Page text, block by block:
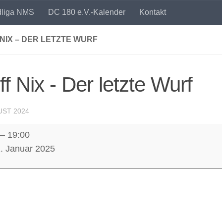
NMS DC 180 e.V.-Kalender Kontakt
– DER LETZTE WURF
Nix - Der letzte Wurf
2024
– 19:00
Januar 2025